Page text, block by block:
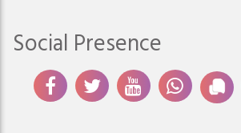
Social Presence